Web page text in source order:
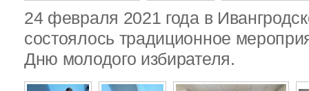
24 февраля 2021 года в
состоялось традиционное
Дню молодого избирателя.